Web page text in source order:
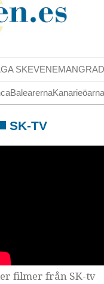
SKEVENEMANG
Balearerna
SK-TV
filmer från SK-tv